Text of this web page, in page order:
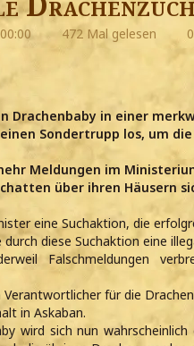
472 Mal gelesen
Drachenbaby in einer
Sondertrupp los, um
Meldungen im
über ihren Häusern
eine Suchaktion, die
diese Suchaktion eine
Falschmeldungen
für die
in Askaban.
wird sich nun